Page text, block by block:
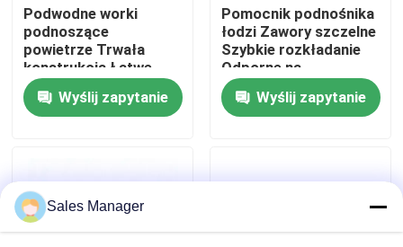
Kontrola jakości
Poprosić o wycenę
Poduszki powietrzne do ratowania na morzu
Nadmuchiwane morskie poduszki powietrzne
Podwodne worki
podnoszące
powietrze Trwała
konstrukcja Łatwe
nawijanie odporne na
korozjęWyślij zapytanie
Pomocnik podnośnika
łodzi Zawory szczelne
Szybkie rozkładanie
Odporne na
promieniowanie UV
Trwała wydajność
Wyślij zapytanie
Sales Manager